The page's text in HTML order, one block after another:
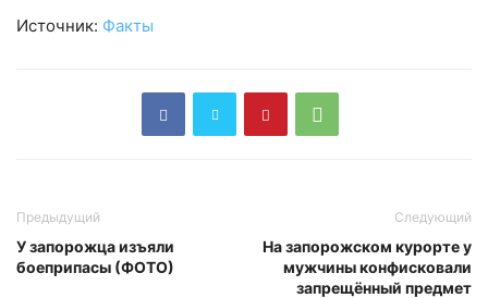
Источник: Факты
Предыдущий
У запорожца изъяли
боеприпасы (ФОТО)
Следующий
На запорожском курорте у
мужчины конфисковали
запрещённый предмет